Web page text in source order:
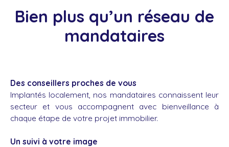
Bien plus qu’un réseau de
mandataires
Des conseillers proches de vous
Implantés localement, nos mandataires connaissent leur
secteur et vous accompagnent avec bienveillance à
chaque étape de votre projet immobilier.
Un suivi à votre image